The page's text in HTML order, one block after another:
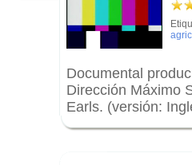
Documental
Dirección Máximo
Earls. (versión: